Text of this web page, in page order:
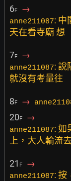
6F →
anne211087: 中
天在看寺廟 想
7F →
anne211087: 說
就沒有考量往
8F →
20F →
anne211087: 如
上，大人輪流
21 F →
anne211087: 按